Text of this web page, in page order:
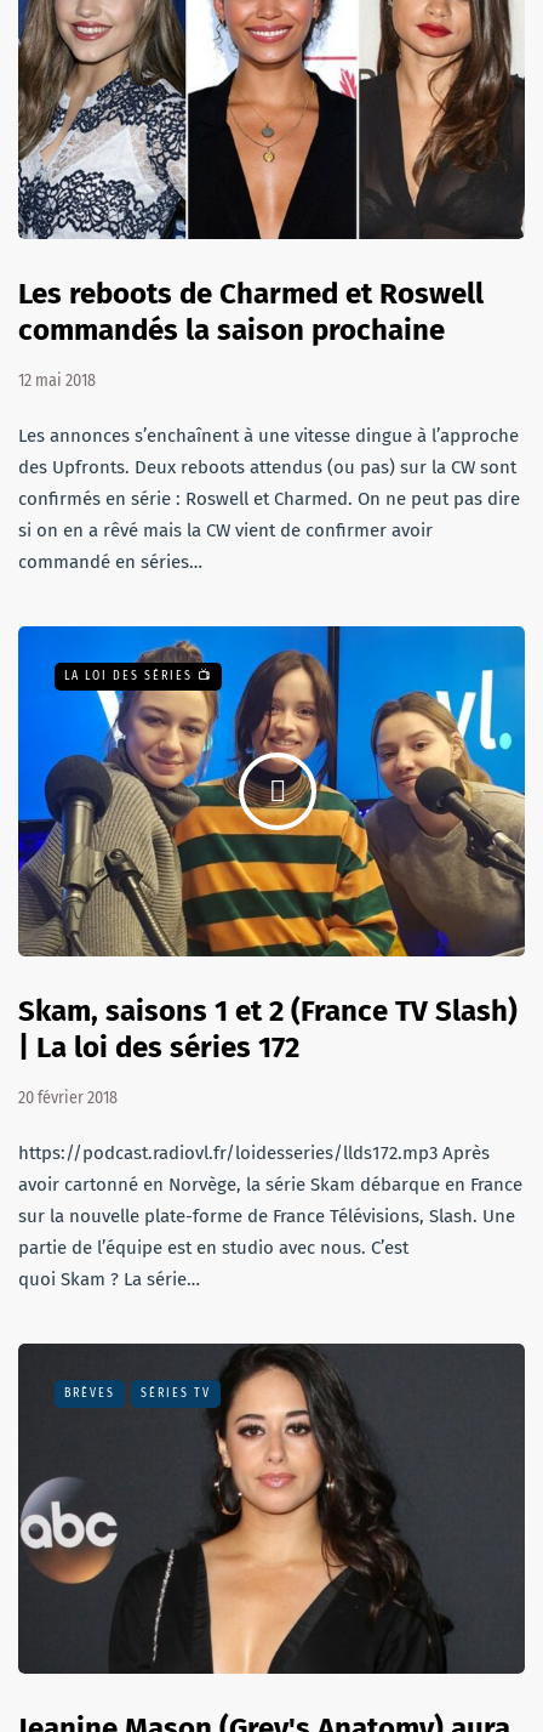
Les reboots de Charmed et Roswell
commandés la saison prochaine
12 mai 2018
Les annonces s’enchaînent à une vitesse dingue à l’approche
des Upfronts. Deux reboots attendus (ou pas) sur la CW sont
confirmés en série : Roswell et Charmed. On ne peut pas dire
si on en a rêvé mais la CW vient de confirmer avoir
commandé en séries…
LA LOI DES SÉRIES 📺
Skam, saisons 1 et 2 (France TV Slash)
| La loi des séries 172
20 février 2018
https://podcast.radiovl.fr/loidesseries/llds172.mp3 Après
avoir cartonné en Norvège, la série Skam débarque en France
sur la nouvelle plate-forme de France Télévisions, Slash. Une
partie de l’équipe est en studio avec nous. C’est
quoi Skam ? La série…
BRÈVES SÉRIES TV